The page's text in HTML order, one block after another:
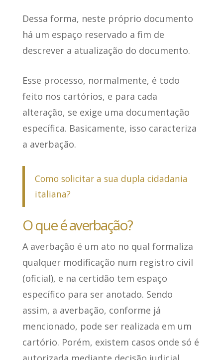
Dessa forma, neste próprio documento
há um espaço reservado a fim de
descrever a atualização do documento.
Esse processo, normalmente, é todo
feito nos cartórios, e para cada
alteração, se exige uma documentação
específica. Basicamente, isso caracteriza
a averbação.
Como solicitar a sua dupla cidadania
italiana?
O que é averbação?
A averbação é um ato no qual formaliza
qualquer modificação num registro civil
(oficial), e na certidão tem espaço
específico para ser anotado. Sendo
assim, a averbação, conforme já
mencionado, pode ser realizada em um
cartório. Porém, existem casos onde só é